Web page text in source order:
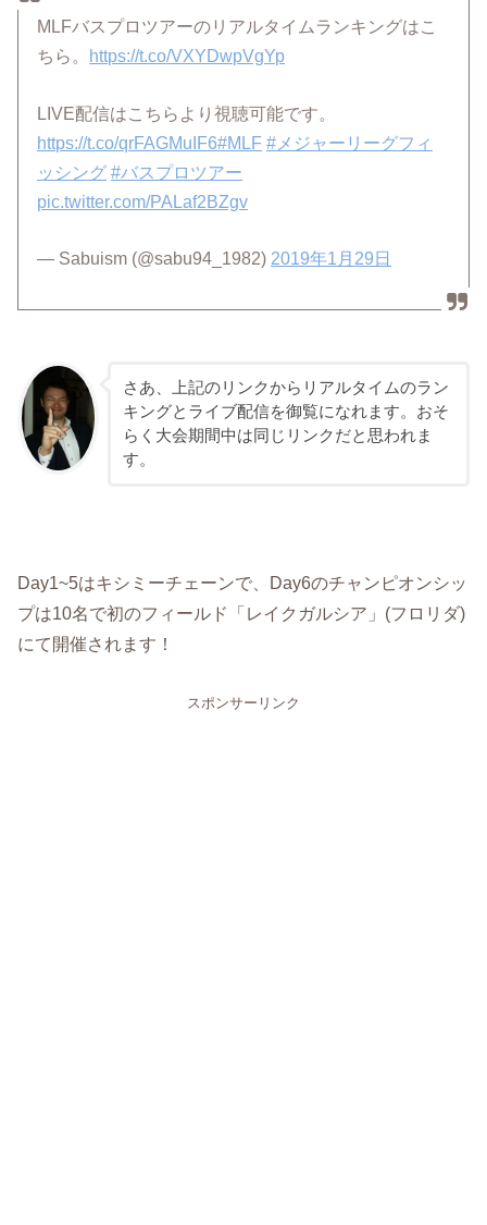
MLFバスプロツアーのリアルタイムランキングはこ
ちら。
https://t.co/VXYDwpVgYp
LIVE配信はこちらより視聴可能です。
https://t.co/qrFAGMuIF6#MLF #メジャーリーグフィ
ッシング #バスプロツアー
pic.twitter.com/PALaf2BZgv
— Sabuism (@sabu94_1982) 2019年1月29日
さあ、上記のリンクからリアルタイムのラン
キングとライブ配信を御覧になれます。おそ
らく大会期間中は同じリンクだと思われま
す。
Day1~5はキシミーチェーンで、Day6のチャンピオンシッ
プは10名で初のフィールド「レイクガルシア」(フロリダ)
にて開催されます！
スポンサーリンク